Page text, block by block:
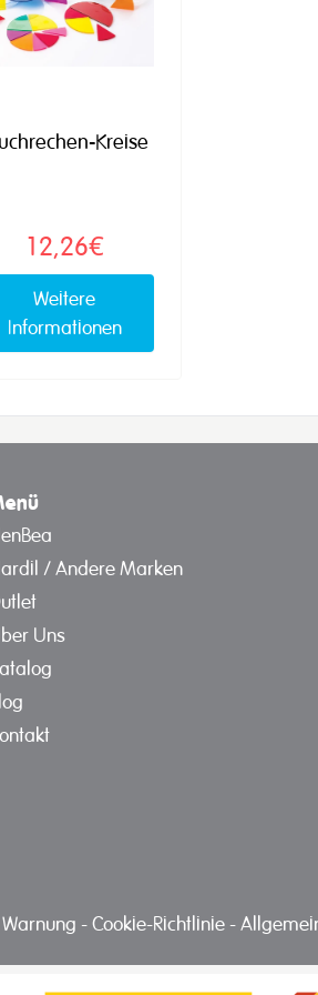
Kreise
12,26€
Weitere
Informationen
/ Andere Marken
Uns
-Cookie-Richtlinie -